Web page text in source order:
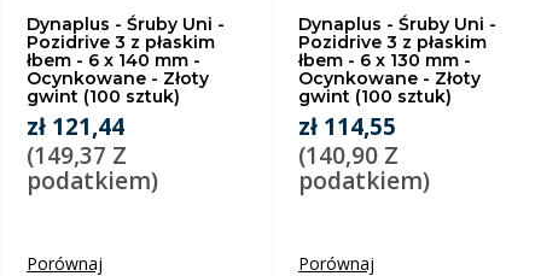
Dynaplus - Śruby Uni -
Pozidrive 3 z płaskim
łbem - 6 x 140 mm -
Ocynkowane - Złoty
gwint (100 sztuk)
zł 121,44
(149,37 Z
podatkiem)
Porównaj
Dynaplus - Śruby Uni -
Pozidrive 3 z płaskim
łbem - 6 x 130 mm -
Ocynkowane - Złoty
gwint (100 sztuk)
zł 114,55
(140,90 Z
podatkiem)
Porównaj